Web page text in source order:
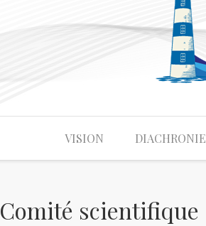
VISION DIACHRONIE
Comité scientifique